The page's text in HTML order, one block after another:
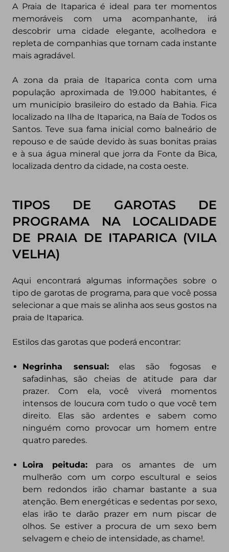
A Praia de Itaparica é ideal para ter momentos
memoráveis com uma acompanhante, irá
descobrir uma cidade elegante, acolhedora e
repleta de companhias que tornam cada instante
mais agradável.
A zona da praia de Itaparica conta com uma
população aproximada de 19.000 habitantes, é
um município brasileiro do estado da Bahia. Fica
localizado na Ilha de Itaparica, na Baía de Todos os
Santos. Teve sua fama inicial como balneário de
repouso e de saúde devido às suas bonitas praias
e à sua água mineral que jorra da Fonte da Bica,
localizada dentro da cidade, na costa oeste.
TIPOS DE GAROTAS DE
PROGRAMA NA LOCALIDADE
DE PRAIA DE ITAPARICA (VILA
VELHA)
Aqui encontrará algumas informações sobre o
tipo de garotas de programa, para que você possa
selecionar a que mais se alinha aos seus gostos na
praia de Itaparica.
Estilos das garotas que poderá encontrar:
Negrinha sensual:elas são fogosas e
safadinhas, são cheias de atitude para dar
prazer. Com ela, você viverá momentos
intensos de loucura com tudo o que você tem
direito. Elas são ardentes e sabem como
ninguém como provocar um homem entre
quatro paredes.
Loira peituda: para os amantes de um
mulherão com um corpo escultural e seios
bem redondos irão chamar bastante a sua
atenção. Bem energéticas e sedentas por sexo,
elas irão te darão prazer em num piscar de
olhos. Se estiver a procura de um sexo bem
selvagem e cheio de intensidade, as chame!.